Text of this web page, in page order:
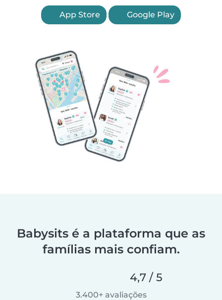
App Store Google Play
Babysits é a plataforma que as
famílias mais confiam.
4,7 / 5
3.400+ avaliações